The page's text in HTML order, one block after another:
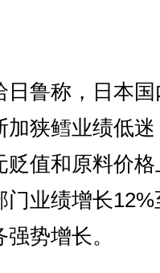
鲁称，日本国
加狭鳕业绩低
值和原料价
业绩增长
势增长。